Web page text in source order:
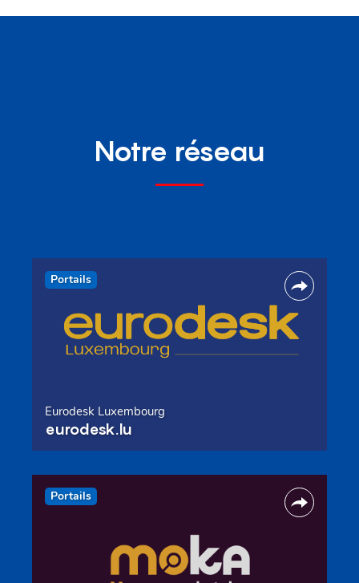
Notre réseau
Portails
Eurodesk Luxembourg
eurodesk.lu
Portails